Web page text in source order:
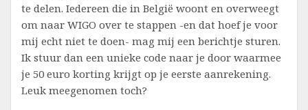
te delen. Iedereen die in België woont en overweegt
om naar WIGO over te stappen -en dat hoef je voor
mij echt niet te doen- mag mij een berichtje sturen.
Ik stuur dan een unieke code naar je door waarmee
je 50 euro korting krijgt op je eerste aanrekening.
Leuk meegenomen toch?